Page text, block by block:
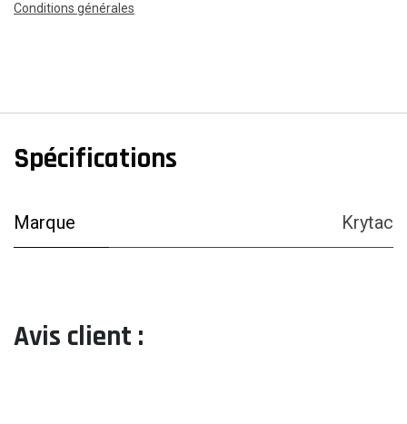
Conditions générales
Spécifications
Marque Krytac
Avis client :